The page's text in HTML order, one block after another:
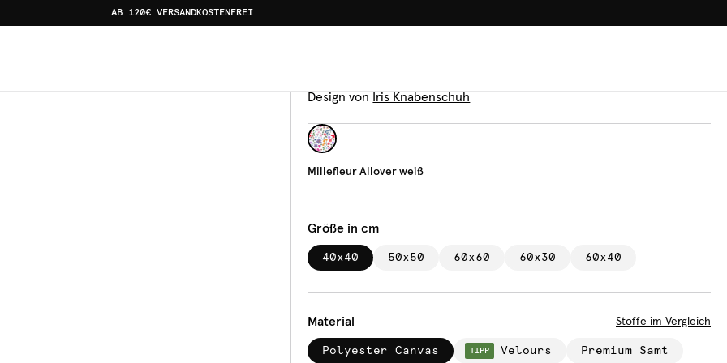
AB 120€ VERSANDKOSTENFREI
Kissen
Design von Iris Knabenschuh
Millefleur Allover weiß
Größe in cm
40x40 50x50 60x60 60x30 60x40
Material Stoffe im Vergleich
Polyester Canvas TIPP Velours Premium Samt